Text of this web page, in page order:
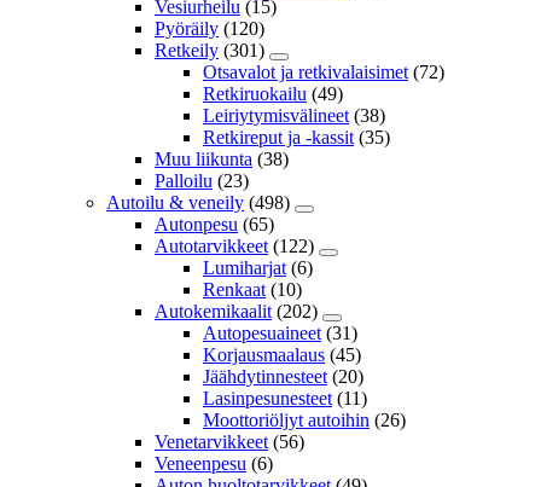
Vesiurheilu (15)
Pyöräily (120)
Retkeily (301)
Otsavalot ja retkivalaisimet (72)
Retkiruokailu (49)
Leiriytymisvälineet (38)
Retkireput ja -kassit (35)
Muu liikunta (38)
Palloilu (23)
Autoilu & veneily (498)
Autonpesu (65)
Autotarvikkeet (122)
Lumiharjat (6)
Renkaat (10)
Autokemikaalit (202)
Autopesuaineet (31)
Korjausmaalaus (45)
Jäähdytinnesteet (20)
Lasinpesunesteet (11)
Moottoriöljyt autoihin (26)
Venetarvikkeet (56)
Veneenpesu (6)